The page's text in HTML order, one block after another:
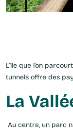
L’île que l’on
tunnels offre des
La
Au centre, un parc